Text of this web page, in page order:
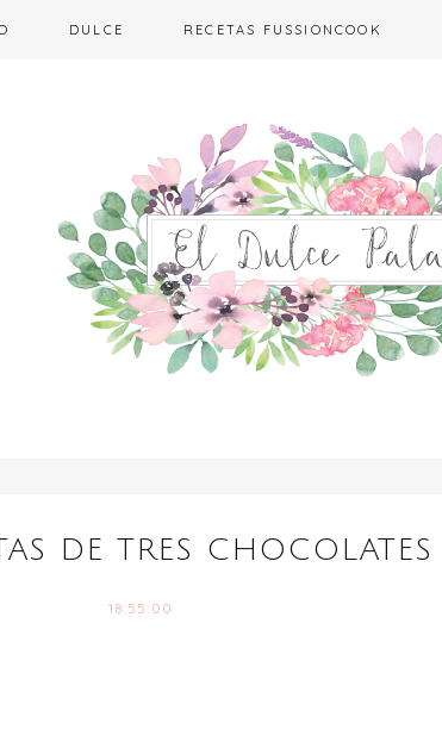
DULCE RECETAS FUSSIONCOOK
DE TRES CHOCOLATES
18:55:00